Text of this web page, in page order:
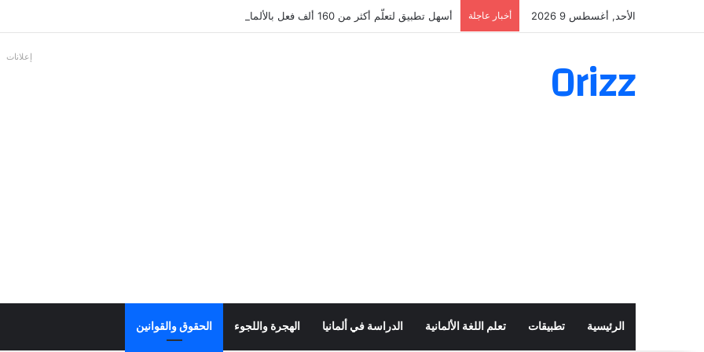
الأحد, أغسطس 9 2026 أخبار عاجلة أسهل تطبيق لتعلّم أكثر من 160 ألف فعل بالألمانية
Orizz إعلانات
الرئيسية تطبيقات تعلم اللغة الألمانية الدراسة في ألمانيا الهجرة واللجوء الحقوق والقوانين